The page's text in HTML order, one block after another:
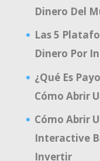
Dinero Del
Las 5
Dinero Por
¿Qué Es
Cómo Abrir
Cómo Abrir
Interactive
Invertir